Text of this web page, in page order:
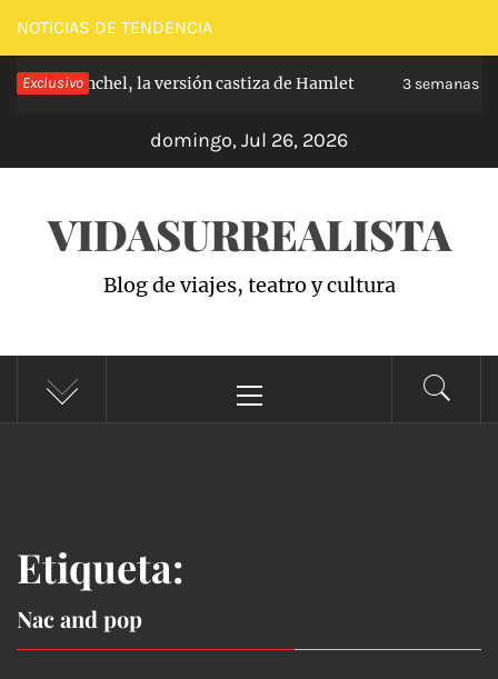
Saltar
al
contenido
NOTICIAS DE TENDENCIA
Exclusivo
Carabanchel, la versión castiza de Hamlet 3 semanas
domingo, Jul 26, 2026
VIDASURREALISTA
Blog de viajes, teatro y cultura
principal
Etiqueta:
Nac and pop